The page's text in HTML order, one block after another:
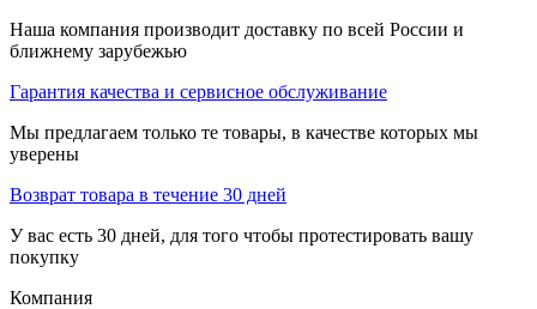
Наша компания производит доставку по всей России и
ближнему зарубежью
Гарантия качества и сервисное обслуживание
Мы предлагаем только те товары, в качестве которых мы
уверены
Возврат товара в течение 30 дней
У вас есть 30 дней, для того чтобы протестировать вашу
покупку
Компания